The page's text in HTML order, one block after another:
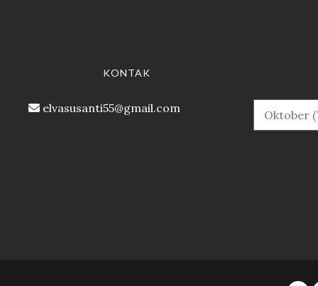
KONTAK
elvasusanti55@gmail.com